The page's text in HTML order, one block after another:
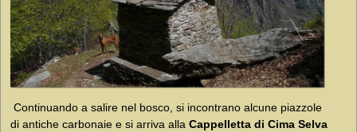
Continuando a salire nel bosco, si incontrano alcune piazzole
di antiche carbonaie e si arriva alla Cappelletta di Cima Selva